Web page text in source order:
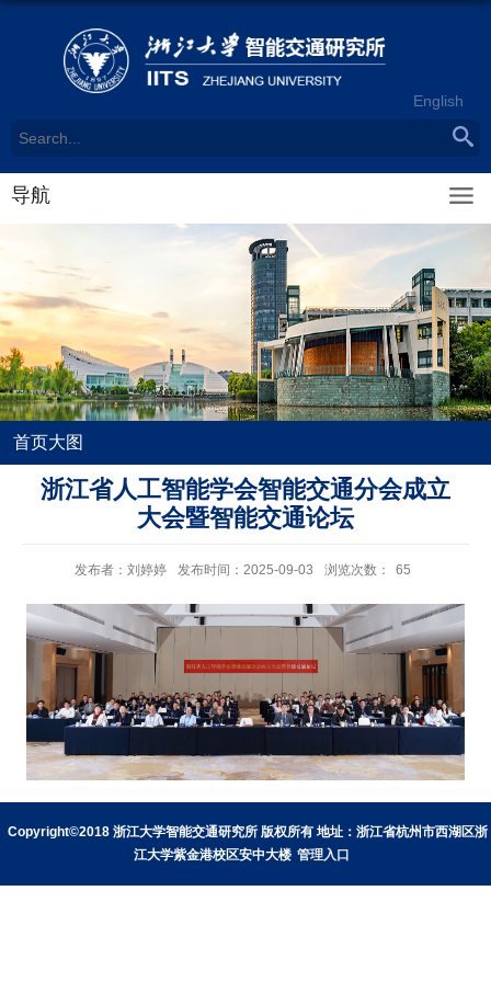
English
导航
首页大图
浙江省人工智能学会智能交通分会成立
大会暨智能交通论坛
发布者：刘婷婷 发布时间：2025-09-03 浏览次数： 65
Copyright©2018 浙江大学智能交通研究所 版权所有 地址：浙江省杭州市西湖区浙
江大学紫金港校区安中大楼 管理入口